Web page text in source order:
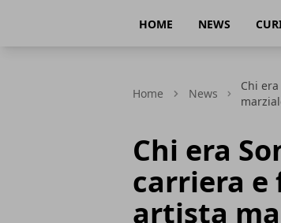
HOME NEWS
Home News
Chi
Chi era
carriera
artista